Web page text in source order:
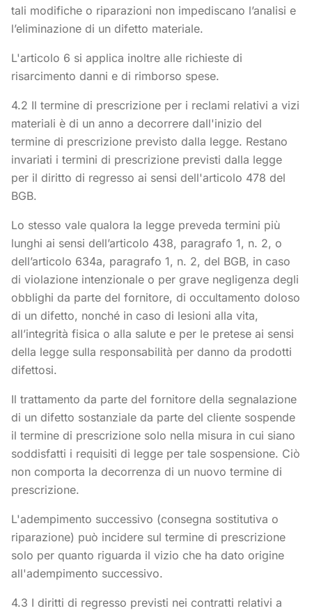
tali modifiche o riparazioni non impediscano l’analisi e
l’eliminazione di un difetto materiale.
L'articolo 6 si applica inoltre alle richieste di
risarcimento danni e di rimborso spese.
4.2 Il termine di prescrizione per i reclami relativi a vizi
materiali è di un anno a decorrere dall'inizio del
termine di prescrizione previsto dalla legge. Restano
invariati i termini di prescrizione previsti dalla legge
per il diritto di regresso ai sensi dell'articolo 478 del
BGB.
Lo stesso vale qualora la legge preveda termini più
lunghi ai sensi dell’articolo 438, paragrafo 1, n. 2, o
dell’articolo 634a, paragrafo 1, n. 2, del BGB, in caso
di violazione intenzionale o per grave negligenza degli
obblighi da parte del fornitore, di occultamento doloso
di un difetto, nonché in caso di lesioni alla vita,
all’integrità fisica o alla salute e per le pretese ai sensi
della legge sulla responsabilità per danno da prodotti
difettosi.
Il trattamento da parte del fornitore della segnalazione
di un difetto sostanziale da parte del cliente sospende
il termine di prescrizione solo nella misura in cui siano
soddisfatti i requisiti di legge per tale sospensione. Ciò
non comporta la decorrenza di un nuovo termine di
prescrizione.
L'adempimento successivo (consegna sostitutiva o
riparazione) può incidere sul termine di prescrizione
solo per quanto riguarda il vizio che ha dato origine
all'adempimento successivo.
4.3 I diritti di regresso previsti nei contratti relativi a